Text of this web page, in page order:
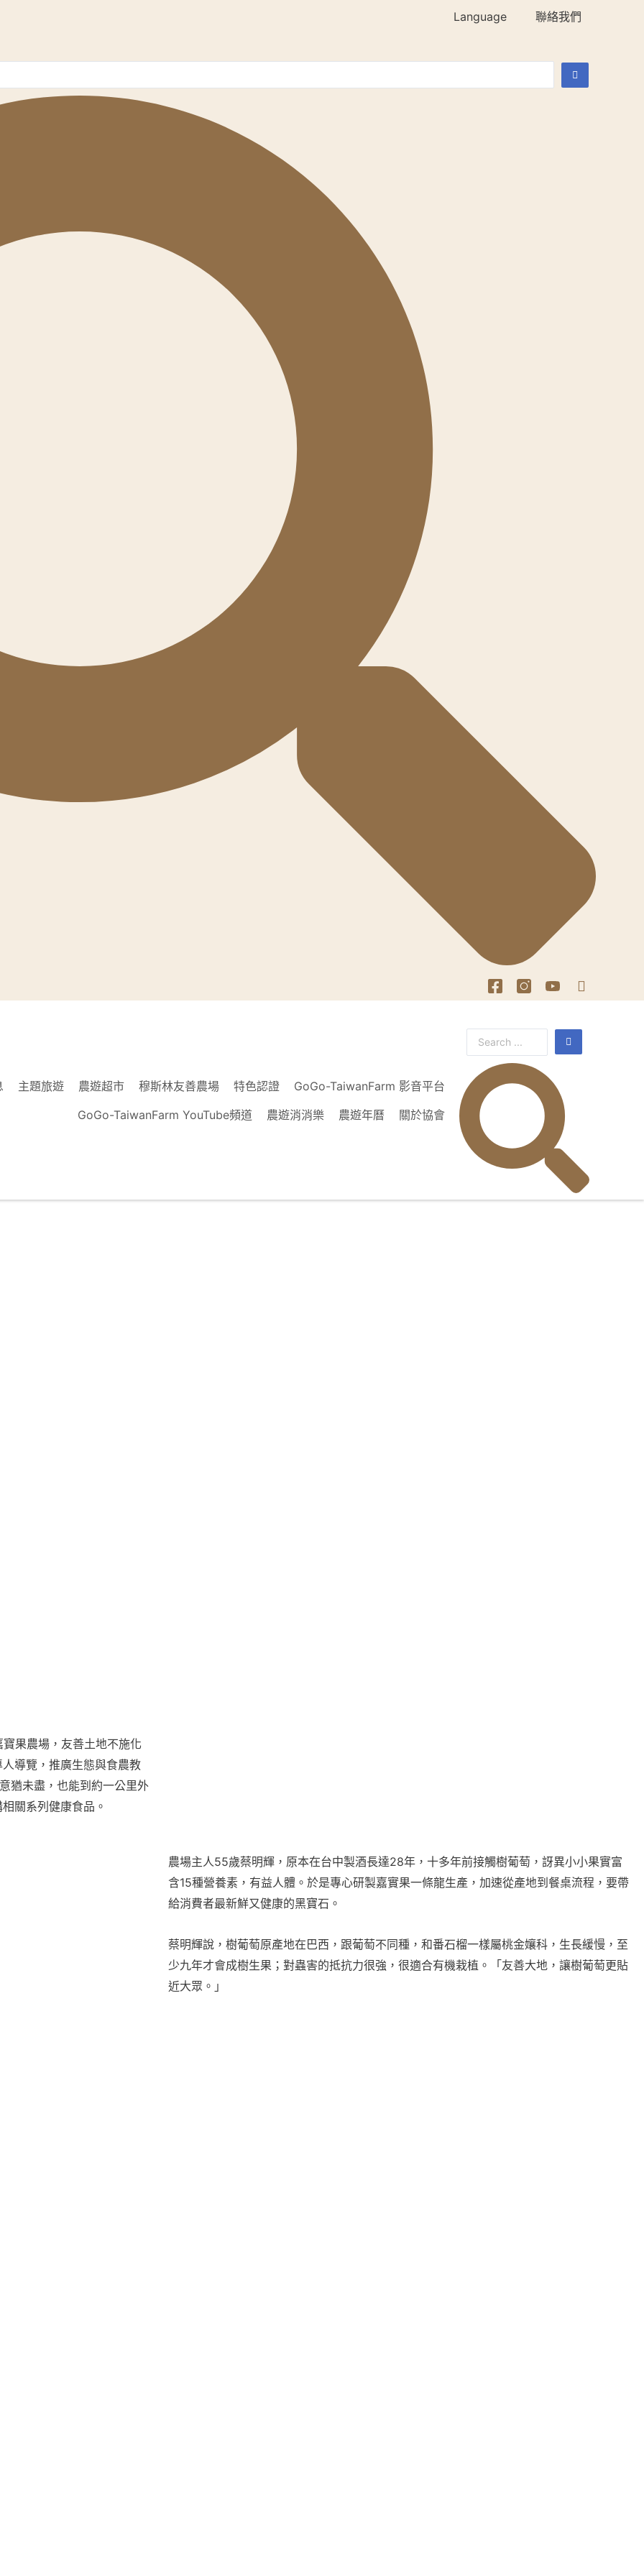
Language 聯絡我們
主題旅遊 農遊超市 穆斯林友善農場 特色認證
GoGo-TaiwanFarm 影音平台
GoGo-TaiwanFarm YouTube頻道
農遊消消樂 農遊年曆 關於協會
果農場，友善土地不施化
導覽，推廣生態與食農教
猶未盡，也能到約一公里外
關系列健康食品。
農場主人55歲蔡明輝，原本在台中製酒長達28年，十多年前接觸樹葡萄，訝異小小果實富
含15種營養素，有益人體。於是專心研製嘉實果一條龍生產，加速從產地到餐桌流程，要帶
給消費者最新鮮又健康的黑寶石。
蔡明輝說，樹葡萄原產地在巴西，跟葡萄不同種，和番石榴一樣屬桃金孃科，生長緩慢，至
少九年才會成樹生果；對蟲害的抵抗力很強，很適合有機栽植。「友善大地，讓樹葡萄更貼
近大眾。」